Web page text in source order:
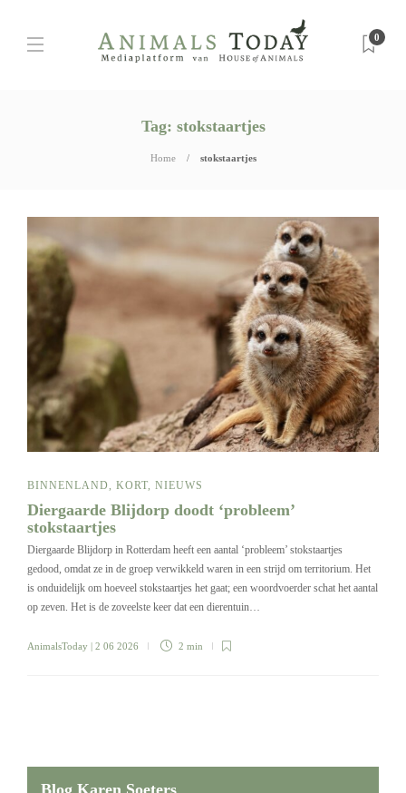
0
Tag: stokstaartjes
Home stokstaartjes
BINNENLAND KORT NIEUWS
Diergaarde Blijdorp doodt ‘probleem’
stokstaartjes
Diergaarde Blijdorp in Rotterdam heeft een aantal ‘probleem’ stokstaartjes
gedood, omdat ze in de groep verwikkeld waren in een strijd om territorium. Het
is onduidelijk om hoeveel stokstaartjes het gaat; een woordvoerder schat het aantal
op zeven. Het is de zoveelste keer dat een dierentuin…
AnimalsToday | 2 06 2026 2 min
Blog Karen Soeters